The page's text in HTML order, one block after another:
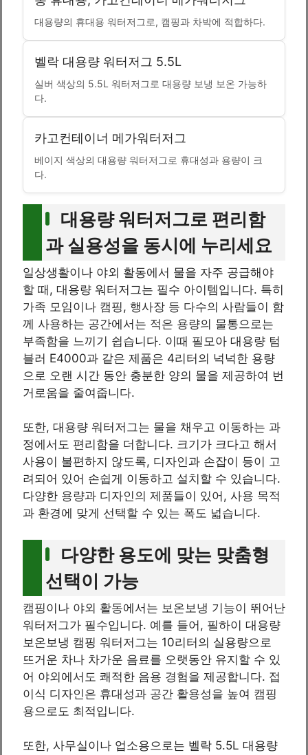
대용량의 휴대용 워터저그로, 캠핑과 차박에 적합하다.
벨락 대용량 워터저그 5.5L
실버 색상의 5.5L 워터저그로 대용량 보냉 보온 가능하
다.
카고컨테이너 메가워터저그
베이지 색상의 대용량 워터저그로 휴대성과 용량이 크
다.
대용량 워터저그로 편리함
과 실용성을 동시에 누리세요
일상생활이나 야외 활동에서 물을 자주 공급해야
할 때, 대용량 워터저그는 필수 아이템입니다. 특히
가족 모임이나 캠핑, 행사장 등 다수의 사람들이 함
께 사용하는 공간에서는 적은 용량의 물통으로는
부족함을 느끼기 쉽습니다. 이때 필모아 대용량 텀
블러 E4000과 같은 제품은 4리터의 넉넉한 용량
으로 오랜 시간 동안 충분한 양의 물을 제공하여 번
거로움을 줄여줍니다.
또한, 대용량 워터저그는 물을 채우고 이동하는 과
정에서도 편리함을 더합니다. 크기가 크다고 해서
사용이 불편하지 않도록, 디자인과 손잡이 등이 고
려되어 있어 손쉽게 이동하고 설치할 수 있습니다.
다양한 용량과 디자인의 제품들이 있어, 사용 목적
과 환경에 맞게 선택할 수 있는 폭도 넓습니다.
다양한 용도에 맞는 맞춤형
선택이 가능
캠핑이나 야외 활동에서는 보온보냉 기능이 뛰어난
워터저그가 필수입니다. 예를 들어, 필하이 대용량
보온보냉 캠핑 워터저그는 10리터의 실용량으로
뜨거운 차나 차가운 음료를 오랫동안 유지할 수 있
어 야외에서도 쾌적한 음용 경험을 제공합니다. 접
이식 디자인은 휴대성과 공간 활용성을 높여 캠핑
용으로도 최적입니다.
또한, 사무실이나 업소용으로는 벨락 5.5L 대용량